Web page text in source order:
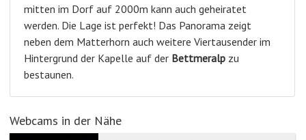
mitten im Dorf auf 2000m kann auch geheiratet
werden. Die Lage ist perfekt! Das Panorama zeigt
neben dem Matterhorn auch weitere Viertausender im
Hintergrund der Kapelle auf der Bettmeralp zu
bestaunen.
Webcams in der Nähe